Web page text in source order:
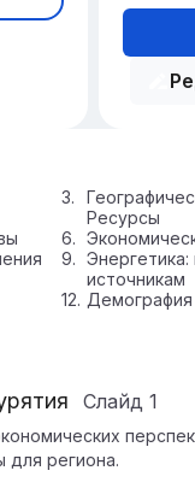
Ресурсы
источникам
Демография
Слайд 1
для региона.